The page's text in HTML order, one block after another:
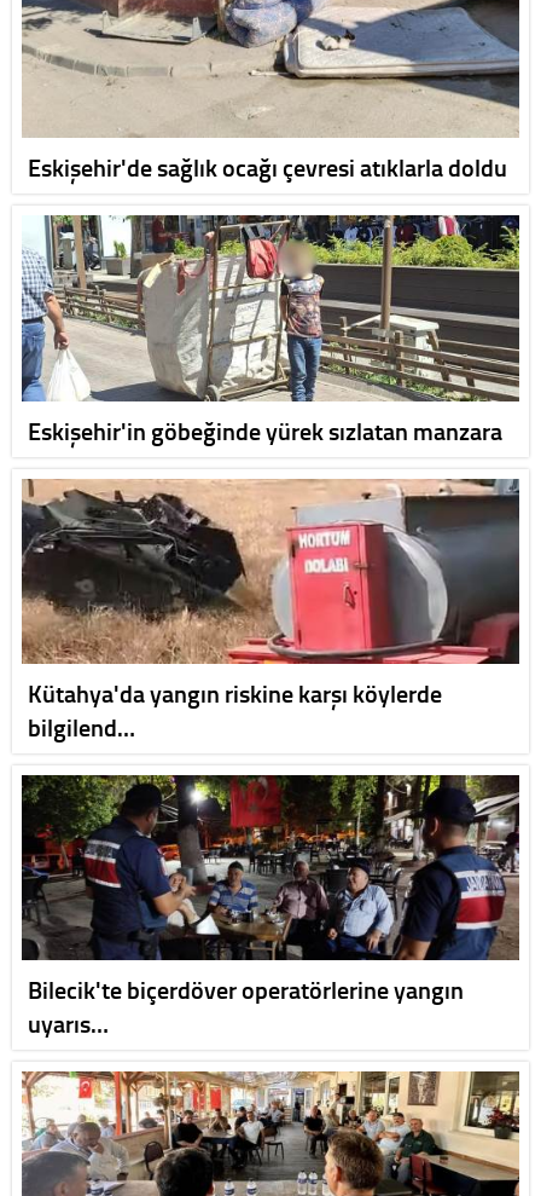
Eskişehir'de sağlık ocağı çevresi atıklarla doldu
Eskişehir'in göbeğinde yürek sızlatan manzara
Kütahya'da yangın riskine karşı köylerde
bilgilend…
Bilecik'te biçerdöver operatörlerine yangın
uyarıs…